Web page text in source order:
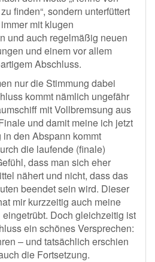
finden“, sondern unterfüttert
mit klugen
und auch regelmäßig neuen
und einem vor allem
Abschluss.
nur die Stimmung dabei
kommt nämlich ungefähr
mit Vollbremsung aus
und damit meine ich jetzt
den Abspann kommt
die laufende (finale)
dass man sich eher
nähert und nicht, dass das
beendet sein wird. Dieser
mir kurzzeitig auch meine
Doch gleichzeitig ist
ein schönes Versprechen:
– und tatsächlich erschien
die Fortsetzung.